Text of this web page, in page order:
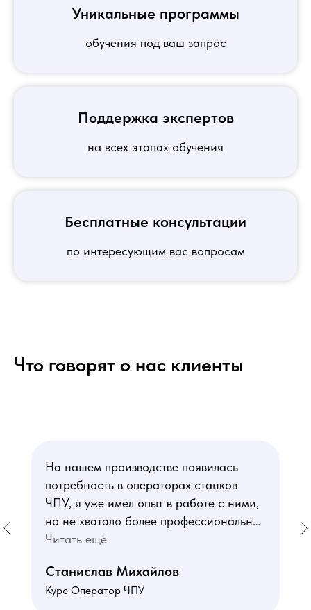
Уникальные программы
обучения под ваш запрос
Поддержка экспертов
на всех этапах обучения
Бесплатные консультации
по интересующим вас вопросам
Что говорят о нас клиенты
На нашем производстве появилась
потребность в операторах станков
ЧПУ, я уже имел опыт в работе с ними,
но не хватало более профессиональных
знаний. В курсе мне понравился блок
и программированию - это как раз то,
чего мне не хватало. Преподаватели
Читать ещё
Станислав Михайлов
Курс Оператор ЧПУ